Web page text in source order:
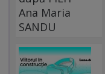
Ana Maria
SANDU